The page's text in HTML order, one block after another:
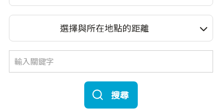
選擇與所在地點的距離
搜尋